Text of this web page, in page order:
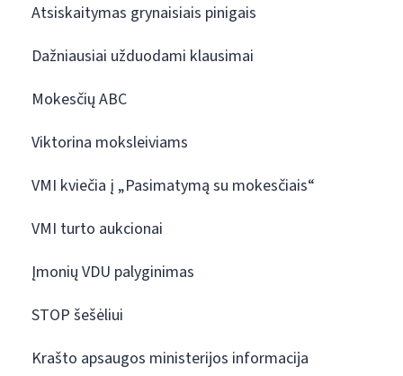
Atsiskaitymas grynaisiais pinigais
Dažniausiai užduodami klausimai
Mokesčių ABC
Viktorina moksleiviams
VMI kviečia į „Pasimatymą su mokesčiais“
VMI turto aukcionai
Įmonių VDU palyginimas
STOP šešėliui
Krašto apsaugos ministerijos informacija